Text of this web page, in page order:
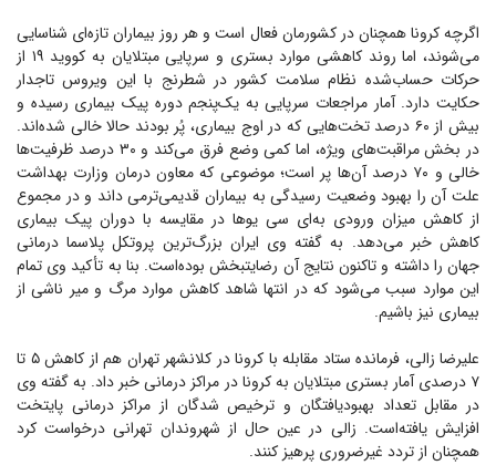
اگرچه کرونا همچنان در کشورمان فعال است و هر روز بیماران تازه‌ای شناسایی
می‌شوند، اما روند کاهشی موارد بستری و سرپایی مبتلایان به کووید ۱۹ از
حرکات حساب‌شده نظام سلامت کشور در شطرنج با این ویروس تاجدار
حکایت دارد. آمار مراجعات سرپایی به یک‌پنجم دوره پیک بیماری رسیده و
بیش از ۶۰ درصد تخت‌هایی که در اوج بیماری، پُر بودند حالا خالی شده‌اند.
در بخش مراقبت‌های ویژه، اما کمی وضع فرق می‌کند و ۳۰ درصد ظرفیت‌ها
خالی و ۷۰ درصد آن‌ها پر است؛ موضوعی که معاون درمان وزارت بهداشت
علت آن را بهبود وضعیت رسیدگی به بیماران قدیمی‌ترمی داند و در مجموع
از کاهش میزان ورودی به‌ای سی یو‌ها در مقایسه با دوران پیک بیماری
کاهش خبر می‌دهد. به گفته وی ایران بزرگ‌ترین پروتکل پلاسما درمانی
جهان را داشته و تاکنون نتایج آن رضایتبخش بوده‌است. بنا به تأکید وی تمام
این موارد سبب می‌شود که در انتها شاهد کاهش موارد مرگ و میر ناشی از
بیماری نیز باشیم.
علیرضا زالی، فرمانده ستاد مقابله با کرونا در کلانشهر تهران هم از کاهش ۵ تا
۷ درصدی آمار بستری مبتلایان به کرونا در مراکز درمانی خبر داد. به گفته وی
در مقابل تعداد بهبودیافتگان و ترخیص شدگان از مراکز درمانی پایتخت
افزایش یافته‌است. زالی در عین حال از شهروندان تهرانی درخواست کرد
همچنان از تردد غیرضروری پرهیز کنند.